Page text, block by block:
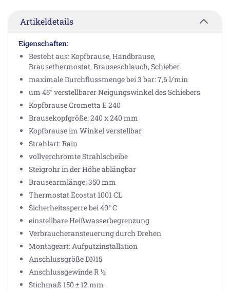
Artikeldetails
Eigenschaften:
Besteht aus: Kopfbrause, Handbrause,
Brausethermostat, Brauseschlauch, Schieber
maximale Durchflussmenge bei 3 bar: 7,6 l/min
um 45° verstellbarer Neigungswinkel des Schiebers
Kopfbrause Crometta E 240
Brausekopfgröße: 240 x 240 mm
Kopfbrause im Winkel verstellbar
Strahlart: Rain
vollverchromte Strahlscheibe
Steigrohr in der Höhe ablängbar
Brausearmlänge: 350 mm
Thermostat Ecostat 1001 CL
Sicherheitssperre bei 40° C
einstellbare Heißwasserbegrenzung
Verbraucheransteuerung durch Drehen
Montageart: Aufputzinstallation
Anschlussgröße DN15
Anschlussgewinde R ½
Stichmaß 150 ± 12 mm